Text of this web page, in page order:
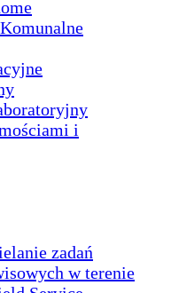
i
zadań
w terenie